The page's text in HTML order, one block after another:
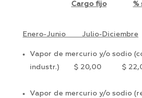
Cargo fijo
%
Enero-Junio Julio-Diciembre
Vapor de mercurio y/o sodio
industr.) $ 20,00 $
12
Vapor de mercurio y/o sodio